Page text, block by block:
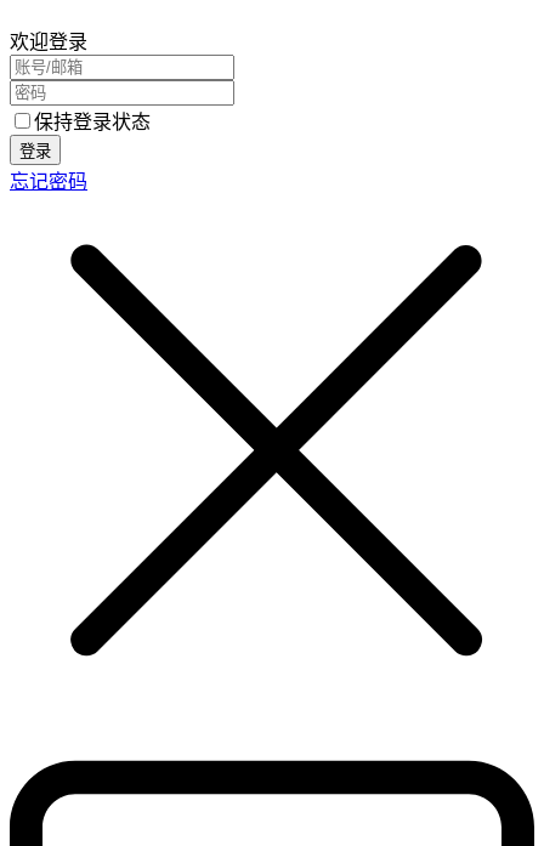
欢迎登录
保持登录状态
登录
忘记密码